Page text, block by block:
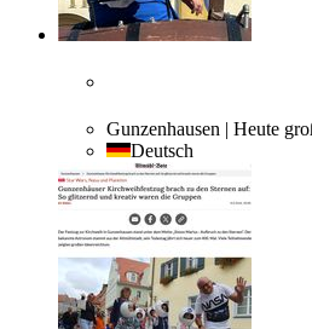
Gunzenhausen | Heute
Deutsch